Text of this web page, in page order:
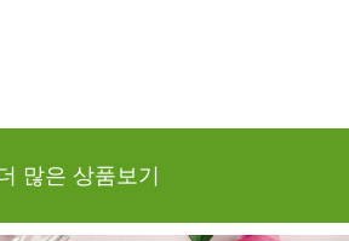
많은 상품보기